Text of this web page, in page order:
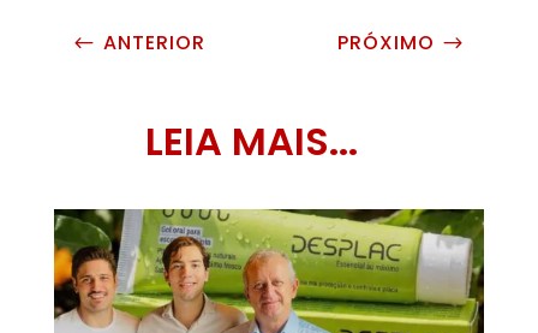
# ANTERIOR PRÓXIMO $
LEIA MAIS...